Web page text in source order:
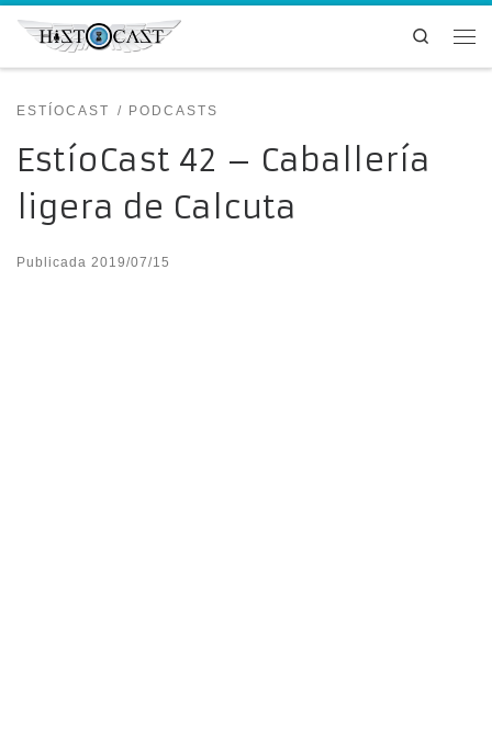
Saltar al contenido
Search
ESTÍOCAST PODCASTS
EstíoCast 42 – Caballería
ligera de Calcuta
Publicada 2019/07/15